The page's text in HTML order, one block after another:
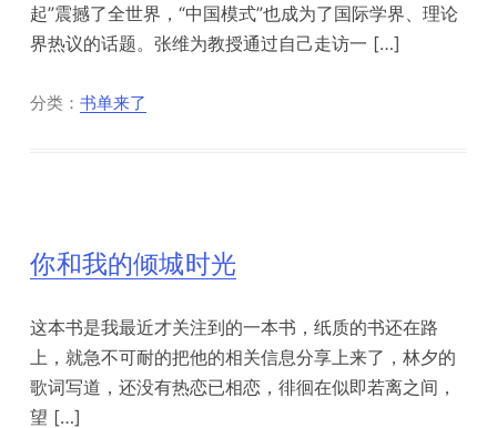
起”震撼了全世界，“中国模式”也成为了国际学界、理论
界热议的话题。张维为教授通过自己走访一 […]
分类：书单来了
你和我的倾城时光
这本书是我最近才关注到的一本书，纸质的书还在路
上，就急不可耐的把他的相关信息分享上来了，林夕的
歌词写道，还没有热恋已相恋，徘徊在似即若离之间，
望 […]